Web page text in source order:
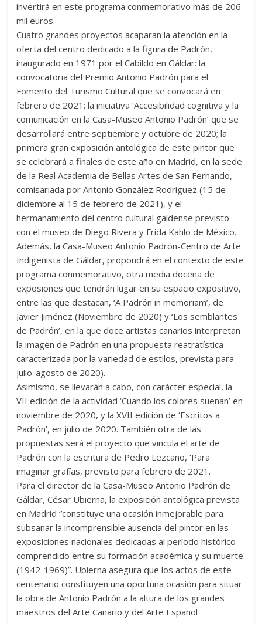
invertirá en este programa conmemorativo más de 206
mil euros.
Cuatro grandes proyectos acaparan la atención en la
oferta del centro dedicado a la figura de Padrón,
inaugurado en 1971 por el Cabildo en Gáldar: la
convocatoria del Premio Antonio Padrón para el
Fomento del Turismo Cultural que se convocará en
febrero de 2021; la iniciativa ‘Accesibilidad cognitiva y la
comunicación en la Casa-Museo Antonio Padrón’ que se
desarrollará entre septiembre y octubre de 2020; la
primera gran exposición antológica de este pintor que
se celebrará a finales de este año en Madrid, en la sede
de la Real Academia de Bellas Artes de San Fernando,
comisariada por Antonio González Rodríguez (15 de
diciembre al 15 de febrero de 2021), y el
hermanamiento del centro cultural galdense previsto
con el museo de Diego Rivera y Frida Kahlo de México.
Además, la Casa-Museo Antonio Padrón-Centro de Arte
Indigenista de Gáldar, propondrá en el contexto de este
programa conmemorativo, otra media docena de
exposiones que tendrán lugar en su espacio expositivo,
entre las que destacan, ‘A Padrón in memoriam’, de
Javier Jiménez (Noviembre de 2020) y ‘Los semblantes
de Padrón’, en la que doce artistas canarios interpretan
la imagen de Padrón en una propuesta reatratística
caracterizada por la variedad de estilos, prevista para
julio-agosto de 2020).
Asimismo, se llevarán a cabo, con carácter especial, la
VII edición de la actividad ‘Cuando los colores suenan’ en
noviembre de 2020, y la XVII edición de ‘Escritos a
Padrón’, en julio de 2020. También otra de las
propuestas será el proyecto que vincula el arte de
Padrón con la escritura de Pedro Lezcano, ‘Para
imaginar grafías, previsto para febrero de 2021.
Para el director de la Casa-Museo Antonio Padrón de
Gáldar, César Ubierna, la exposición antológica prevista
en Madrid “constituye una ocasión inmejorable para
subsanar la incomprensible ausencia del pintor en las
exposiciones nacionales dedicadas al período histórico
comprendido entre su formación académica y su muerte
(1942-1969)”. Ubierna asegura que los actos de este
centenario constituyen una oportuna ocasión para situar
la obra de Antonio Padrón a la altura de los grandes
maestros del Arte Canario y del Arte Español